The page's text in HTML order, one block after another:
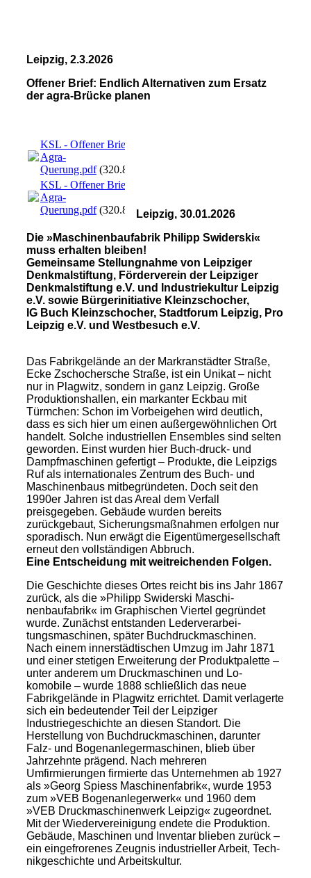
Leipzig, 2.3.2026
Offener Brief: Endlich Alternativen zum Ersatz
der agra-Brücke planen
KSL - Offener Brief
Agra-
Querung.pdf(320.87KB)
KSL - Offener Brief
Agra-
Querung.pdf(320.87KB)Leipzig, 30.01.2026
Die »Maschinenbaufabrik Philipp Swiderski«
muss erhalten bleiben!
Gemeinsame Stellungnahme von Leipziger
Denkmalstiftung, Förderverein der Leipziger
Denkmalstiftung e.V. und Industriekultur Leipzig
e.V. sowie Bürgerinitiative Kleinzschocher,
IG Buch Kleinzschocher, Stadtforum Leipzig, Pro
Leipzig e.V. und Westbesuch e.V.
Das Fabrikgelände an der Markranstädter Straße,
Ecke Zschochersche Straße, ist ein Unikat – nicht
nur in Plagwitz, sondern in ganz Leipzig. Große
Produktionshallen, ein markanter Eckbau mit
Türmchen: Schon im Vorbeigehen wird deutlich,
dass es sich hier um einen außergewöhnlichen Ort
handelt. Solche industriellen Ensembles sind selten
geworden. Einst wurden hier Buch-druck- und
Dampfmaschinen gefertigt – Produkte, die Leipzigs
Ruf als internationales Zentrum des Buch- und
Maschinenbaus mitbegründeten. Doch seit den
1990er Jahren ist das Areal dem Verfall
preisgegeben. Gebäude wurden bereits
zurückgebaut, Sicherungsmaßnahmen erfolgen nur
sporadisch. Nun erwägt die Eigentümergesellschaft
erneut den vollständigen Abbruch.
Eine Entscheidung mit weitreichenden Folgen.
Die Geschichte dieses Ortes reicht bis ins Jahr 1867
zurück, als die »Philipp Swiderski Maschi-
nenbaufabrik« im Graphischen Viertel gegründet
wurde. Zunächst entstanden Lederverarbei-
tungsmaschinen, später Buchdruckmaschinen.
Nach einem innerstädtischen Umzug im Jahr 1871
und einer stetigen Erweiterung der Produktpalette –
unter anderem um Druckmaschinen und Lo-
komobile – wurde 1888 schließlich das neue
Fabrikgelände in Plagwitz errichtet. Damit verlagerte
sich ein bedeutender Teil der Leipziger
Industriegeschichte an diesen Standort. Die
Herstellung von Buchdruckmaschinen, darunter
Falz- und Bogenanlegermaschinen, blieb über
Jahrzehnte prägend. Nach mehreren
Umfirmierungen firmierte das Unternehmen ab 1927
als »Georg Spiess Maschinenfabrik«, wurde 1953
zum »VEB Bogenanlegerwerk« und 1960 dem
»VEB Druckmaschinenwerk Leipzig« zugeordnet.
Mit der Wiedervereinigung endete die Produktion.
Gebäude, Maschinen und Inventar blieben zurück –
ein eingefrorenes Zeugnis industrieller Arbeit, Tech-
nikgeschichte und Arbeitskultur.